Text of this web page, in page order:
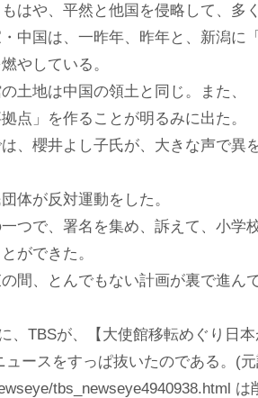
はや、平然と他国を侵略して、多
中国は、一昨年、昨年と、新潟に
やしている。
土地は中国の領土と同じ。また、
」を作ることが明るみに出た。
、櫻井よし子氏が、大きな声で異
体が反対運動をした。
つで、署名を集め、訴えて、小学
ができた。
間、とんでもない計画が裏で進ん
、TBSが、【大使館移転めぐり日
ースをすっぱ抜いたのである。(
tbs_newseye4940938.html は